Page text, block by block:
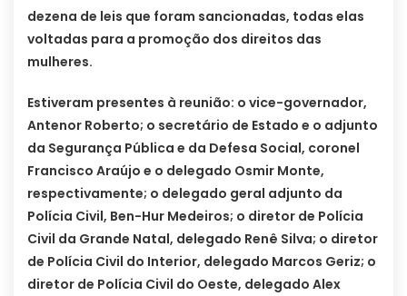
dezena de leis que foram sancionadas, todas elas
voltadas para a promoção dos direitos das
mulheres.
Estiveram presentes à reunião: o vice-governador,
Antenor Roberto; o secretário de Estado e o adjunto
da Segurança Pública e da Defesa Social, coronel
Francisco Araújo e o delegado Osmir Monte,
respectivamente; o delegado geral adjunto da
Polícia Civil, Ben-Hur Medeiros; o diretor de Polícia
Civil da Grande Natal, delegado Renê Silva; o diretor
de Polícia Civil do Interior, delegado Marcos Geriz; o
diretor de Polícia Civil do Oeste, delegado Alex